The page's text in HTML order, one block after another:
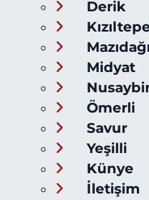
Derik
Mazıdağı
Midyat
Ömerli
Savur
Yeşilli
Künye
İletişim